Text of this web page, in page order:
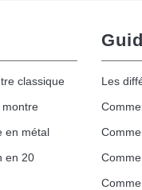
classique
en métal
en 20
Les